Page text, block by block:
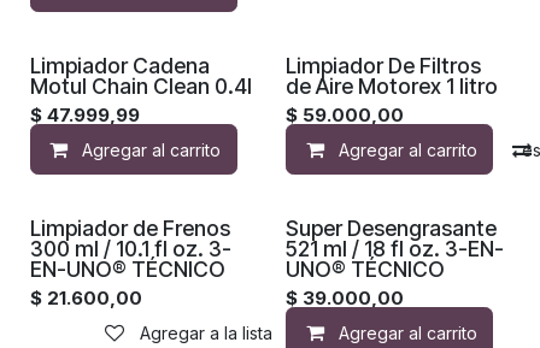
Limpiador Cadena
Motul Chain Clean 0.4l
$ 47.999,99
Agregar al carrito Agregar a la lista de
Limpiador De Filtros
de Aire Motorex 1 litro
$ 59.000,00
Agregar al carrito
Limpiador de Frenos
300 ml / 10.1 fl oz. 3-
EN-UNO® TÉCNICO
$ 21.600,00
Agregar a la lista de deseos
Super Desengrasante
521 ml / 18 fl oz. 3-EN-
UNO® TÉCNICO
$ 39.000,00
Agregar al carrito